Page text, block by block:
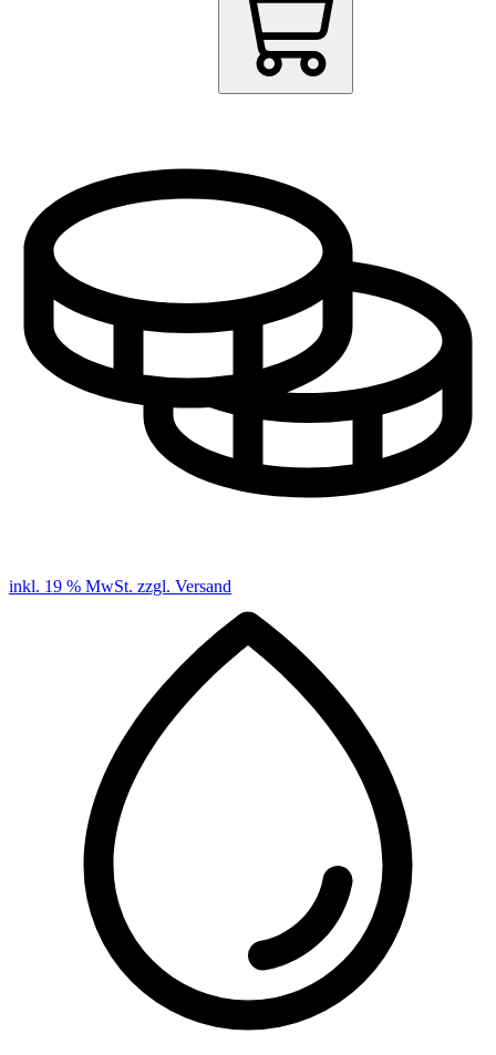
inkl. 19 % MwSt. zzgl. Versand